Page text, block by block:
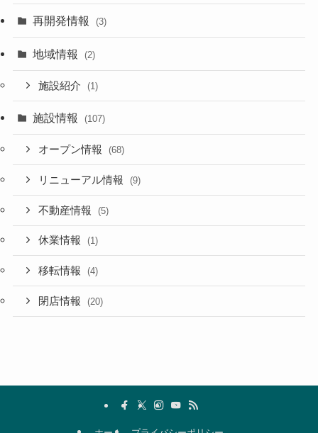
再開発情報 (3)
地域情報 (2)
施設紹介 (1)
施設情報 (107)
オープン情報 (68)
リニューアル情報 (9)
不動産情報 (5)
休業情報 (1)
移転情報 (4)
閉店情報 (20)